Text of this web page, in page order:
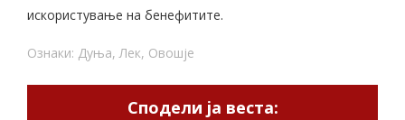
искористување на бенефитите.
Ознаки: Дуња,Лек, Овошје
Сподели ја веста: